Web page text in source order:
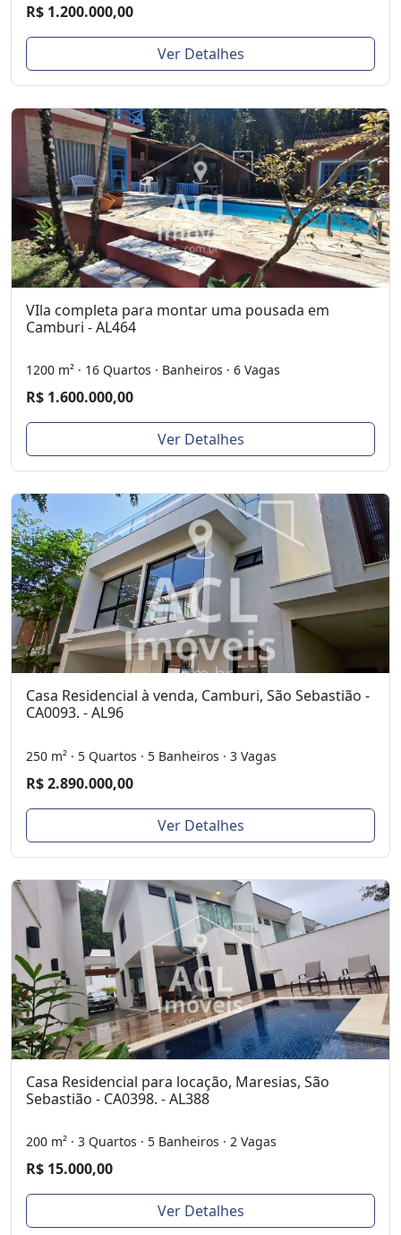
R$ 1.200.000,00
Ver Detalhes
VIla completa para montar uma pousada em
Camburi - AL464
1200 m² · 16 Quartos · Banheiros · 6 Vagas
R$ 1.600.000,00
Ver Detalhes
Casa Residencial à venda, Camburi, São Sebastião -
CA0093. - AL96
250 m² · 5 Quartos · 5 Banheiros · 3 Vagas
R$ 2.890.000,00
Ver Detalhes
Casa Residencial para locação, Maresias, São
Sebastião - CA0398. - AL388
200 m² · 3 Quartos · 5 Banheiros · 2 Vagas
R$ 15.000,00
Ver Detalhes